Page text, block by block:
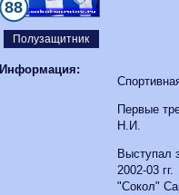
Полузащитник
88
Информация:
Первые
Н.И.
Выступал
2002-03 гг.
"Сокол"
Калуга
0-1 Сибирь